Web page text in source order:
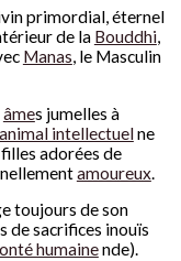
primordial, éternel
de la Bouddhi,
Manas, le Masculin
âmes jumelles à
intellectuelne
adorées de
amoureux.
toujours de son
de sacrifices inouïs
humainende).